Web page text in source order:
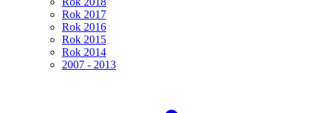
Rok 2017
Rok 2016
Rok 2015
Rok 2014
2007 - 2013